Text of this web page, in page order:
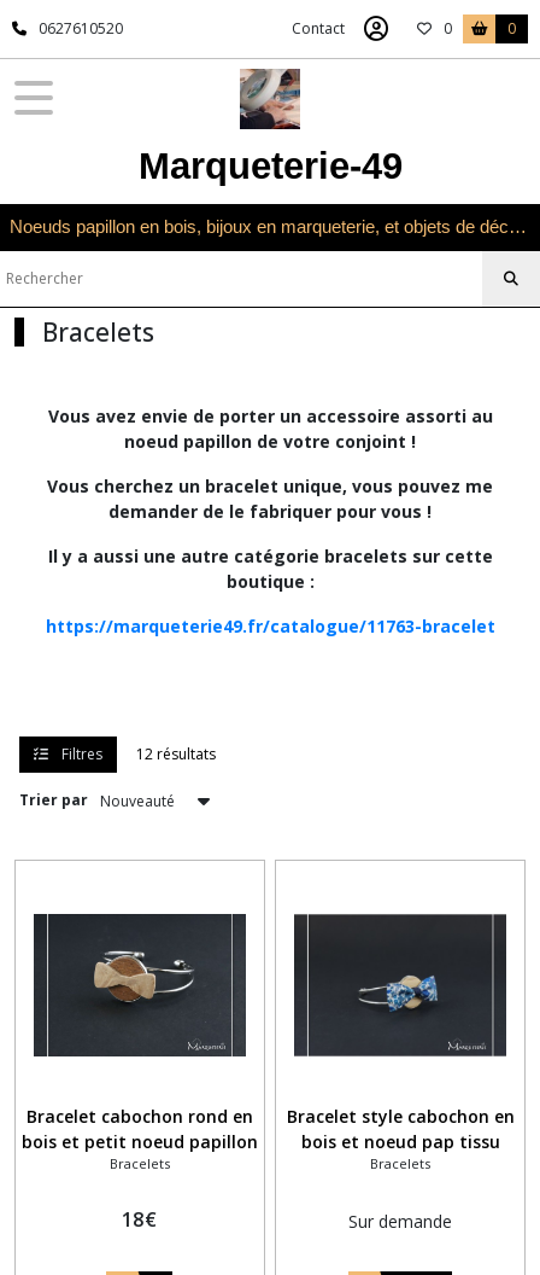
0627610520 Contact 0 0
Marqueterie-49
Noeuds papillon en bois, bijoux en marqueterie, et objets de décoration en marqueterie bois
Bracelets
Vous avez envie de porter un accessoire assorti au
noeud papillon de votre conjoint !
Vous cherchez un bracelet unique, vous pouvez me
demander de le fabriquer pour vous !
Il y a aussi une autre catégorie bracelets sur cette
boutique :
https://marqueterie49.fr/catalogue/11763-bracelet
Filtres 12 résultats
Trier par
Bracelet cabochon rond en
bois et petit noeud papillon
Bracelets
18€
Bracelet style cabochon en
bois et noeud pap tissu
liberty Emma et Georgina
Bracelets
Sur demande
Fermer
FILTRES
Univers
Noeuds
papillon